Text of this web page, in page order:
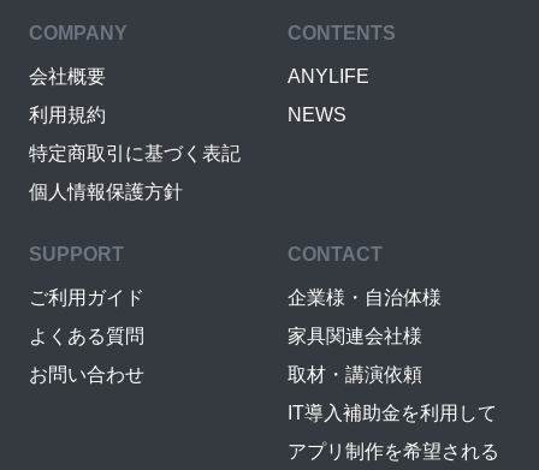
COMPANY
会社概要
利用規約
特定商取引に基づく表記
個人情報保護方針
CONTENTS
ANYLIFE
NEWS
SUPPORT
ご利用ガイド
よくある質問
お問い合わせ
CONTACT
企業様・自治体様
家具関連会社様
取材・講演依頼
IT導入補助金を利用して
アプリ制作を希望される